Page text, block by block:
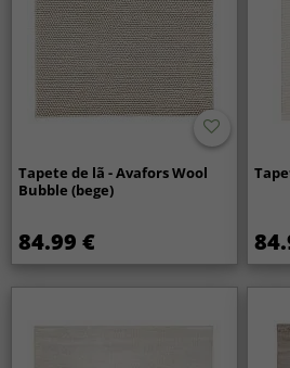
Tapete de lã - Avafors Wool
Bubble (bege)
84.99 €